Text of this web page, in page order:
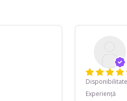
Disponibilitate
Experiență